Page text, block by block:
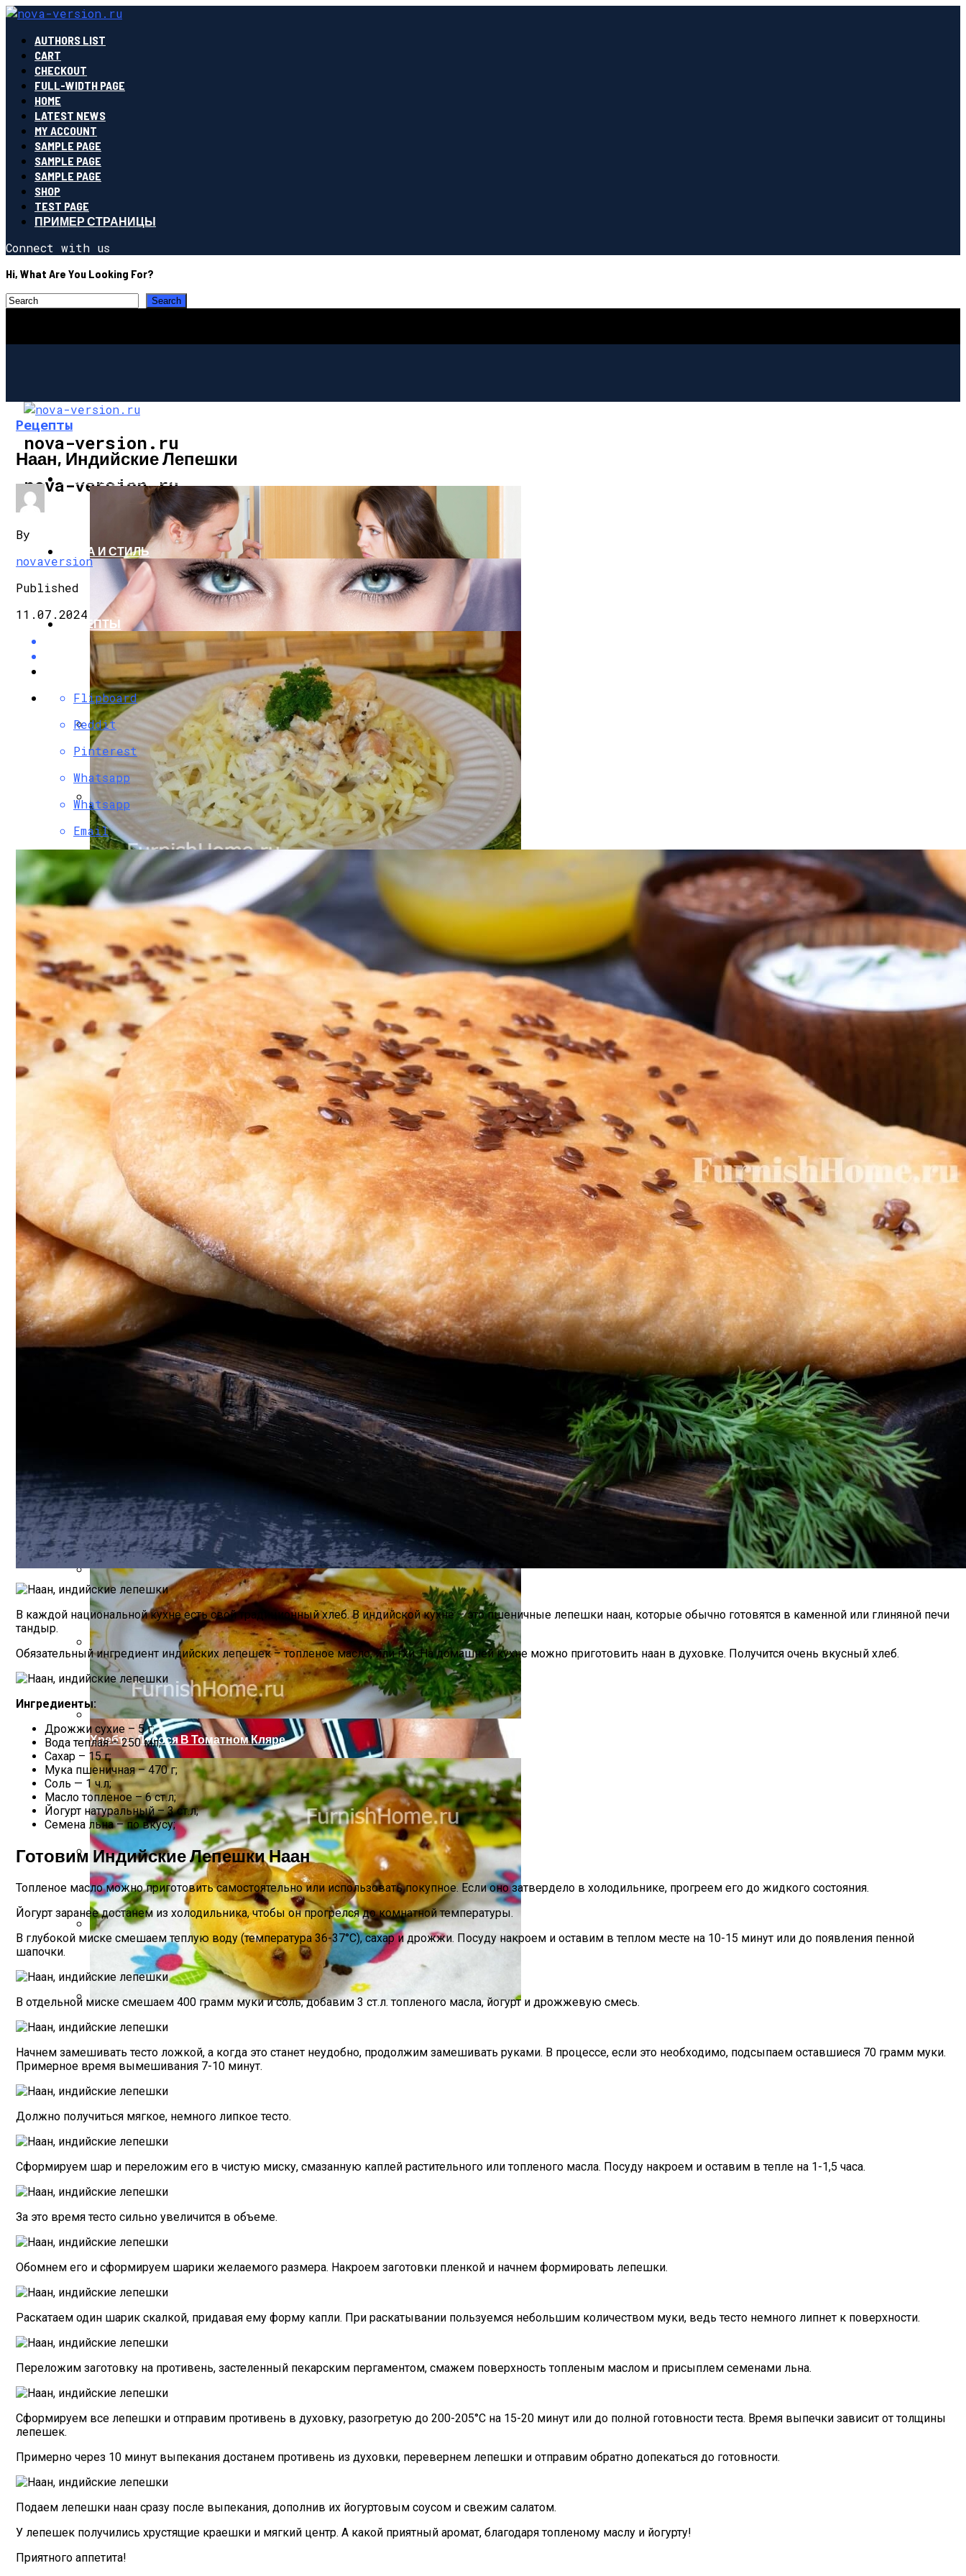
AUTHORS LIST
CART
CHECKOUT
FULL-WIDTH PAGE
HOME
LATEST NEWS
MY ACCOUNT
SAMPLE PAGE
SAMPLE PAGE
SAMPLE PAGE
SHOP
TEST PAGE
ПРИМЕР СТРАНИЦЫ
Connect with us
Hi, What Are You Looking For?
nova-version.ru
nova-version.ru
ИНТЕРЕСНОЕ И ПОЗНАВАТЕЛЬНОЕ
Разбираемся, Какие Виды Проклятий Соседи Могут Применить К Вашему Дому
Почему Нельзя Повторно Кипятить Воду Для Приготовления Чая Или Кофе
Как Повторно Использовать Воду После Варки Риса
Компактно, Красиво, Удобно: 7 Нестандартных Идей Для Хранения Обуви
Какие Растения Сажать Для Удачи, Любви И Богатства
МОДА И СТИЛЬ
Секреты Обворожительного Макияжа Губ
Летний Маникюр В Пляжном Стиле
Маникюр С Разноцветными Стрелочками
Маникюр С Идеальным Красным Лаком «баловница»
Стильный Маникюр В Клетку
РЕЦЕПТЫ
Паста С Семгой В Сливочном Соусе
Мясной Рулет С Соевым Соусом И Кунжутом
Необычная Пицца Из Слоеного Теста
Хребты Лосося В Томатном Кляре
Рецепты
Наан, Индийские Лепешки
By
novaversion
Published
11.07.2024
Flipboard
Reddit
Pinterest
Whatsapp
Whatsapp
Email
В каждой национальной кухне есть свой традиционный хлеб. В индийской кухне – это пшеничные лепешки наан, которые обычно готовятся в каменной или глиняной печи
тандыр.
Обязательный ингредиент индийских лепешек – топленое масло, или гхи. На домашней кухне можно приготовить наан в духовке. Получится очень вкусный хлеб.
Ингредиенты:
Дрожжи сухие – 5 г;
Вода теплая – 250 мл;
Сахар – 15 г;
Мука пшеничная – 470 г;
Соль — 1 ч.л;
Масло топленое – 6 ст.л;
Йогурт натуральный – 3 ст.л;
Семена льна – по вкусу;
Готовим Индийские Лепешки Наан
Топленое масло можно приготовить самостоятельно или использовать покупное. Если оно затвердело в холодильнике, прогреем его до жидкого состояния.
Йогурт заранее достанем из холодильника, чтобы он прогрелся до комнатной температуры.
В глубокой миске смешаем теплую воду (температура 36-37°C), сахар и дрожжи. Посуду накроем и оставим в теплом месте на 10-15 минут или до появления пенной
шапочки.
В отдельной миске смешаем 400 грамм муки и соль, добавим 3 ст.л. топленого масла, йогурт и дрожжевую смесь.
Начнем замешивать тесто ложкой, а когда это станет неудобно, продолжим замешивать руками. В процессе, если это необходимо, подсыпаем оставшиеся 70 грамм муки.
Примерное время вымешивания 7-10 минут.
Должно получиться мягкое, немного липкое тесто.
Сформируем шар и переложим его в чистую миску, смазанную каплей растительного или топленого масла. Посуду накроем и оставим в тепле на 1-1,5 часа.
За это время тесто сильно увеличится в объеме.
Обомнем его и сформируем шарики желаемого размера. Накроем заготовки пленкой и начнем формировать лепешки.
Раскатаем один шарик скалкой, придавая ему форму капли. При раскатывании пользуемся небольшим количеством муки, ведь тесто немного липнет к поверхности.
Переложим заготовку на противень, застеленный пекарским пергаментом, смажем поверхность топленым маслом и присыплем семенами льна.
Сформируем все лепешки и отправим противень в духовку, разогретую до 200-205°C на 15-20 минут или до полной готовности теста. Время выпечки зависит от толщины
лепешек.
Примерно через 10 минут выпекания достанем противень из духовки, перевернем лепешки и отправим обратно допекаться до готовности.
Подаем лепешки наан сразу после выпекания, дополнив их йогуртовым соусом и свежим салатом.
У лепешек получились хрустящие краешки и мягкий центр. А какой приятный аромат, благодаря топленому маслу и йогурту!
Приятного аппетита!